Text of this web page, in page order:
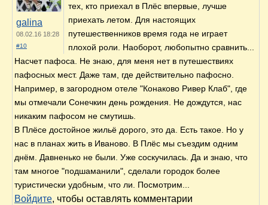
galina
08.02.16 18:28
#10
тех, кто приехал в Плёс впервые, лучше
приехать летом. Для настоящих
путешественников время года не играет
плохой роли. Наоборот, любопытно сравнить...
Насчет пафоса. Не знаю, для меня нет в путешествиях
пафосных мест. Даже там, где действительно пафосно.
Например, в загородном отеле "Конаково Ривер Клаб", где
мы отмечали Сонечкин день рождения. Не дождутся, нас
никаким пафосом не смутишь.
В Плёсе достойное жильё дорого, это да. Есть такое. Но у
нас в планах жить в Иваново. В Плёс мы съездим одним
днём. Давненько не были. Уже соскучилась. Да и знаю, что
там многое "подшаманили", сделали городок более
туристически удобным, что ли. Посмотрим...
Войдите, чтобы оставлять комментарии